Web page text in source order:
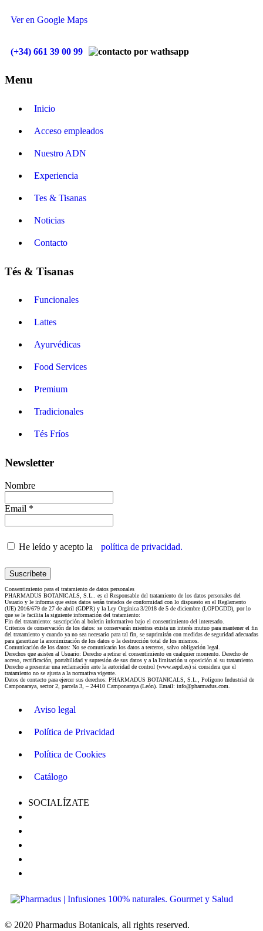
Ver en Google Maps
(+34) 661 39 00 99
Menu
Inicio
Acceso empleados
Nuestro ADN
Experiencia
Tes & Tisanas
Noticias
Contacto
Tés & Tisanas
Funcionales
Lattes
Ayurvédicas
Food Services
Premium
Tradicionales
Tés Fríos
Newsletter
Nombre
Email *
He leído y acepto la política de privacidad.
Consentimiento para el tratamiento de datos personales
PHARMADUS BOTANICALS, S.L.. es el Responsable del tratamiento de los datos personales del
Usuario y le informa que estos datos serán tratados de conformidad con lo dispuesto en el Reglamento
(UE) 2016/679 de 27 de abril (GDPR) y la Ley Orgánica 3/2018 de 5 de diciembre (LOPDGDD), por lo
que se le facilita la siguiente información del tratamiento:
Fin del tratamiento: suscripción al boletín informativo bajo el consentimiento del interesado.
Criterios de conservación de los datos: se conservarán mientras exista un interés mutuo para mantener el fin
del tratamiento y cuando ya no sea necesario para tal fin, se suprimirán con medidas de seguridad adecuadas
para garantizar la anonimización de los datos o la destrucción total de los mismos.
Comunicación de los datos: No se comunicarán los datos a terceros, salvo obligación legal.
Derechos que asisten al Usuario: Derecho a retirar el consentimiento en cualquier momento. Derecho de
acceso, rectificación, portabilidad y supresión de sus datos y a la limitación u oposición al su tratamiento.
Derecho a presentar una reclamación ante la autoridad de control (www.aepd.es) si considera que el
tratamiento no se ajusta a la normativa vigente.
Datos de contacto para ejercer sus derechos: PHARMADUS BOTANICALS, S.L., Polígono Industrial de
Camponaraya, sector 2, parcela 3, – 24410 Camponaraya (León). Email: info@pharmadus.com.
Aviso legal
Política de Privacidad
Política de Cookies
Catálogo
SOCIALÍZATE
© 2020 Pharmadus Botanicals, all rights reserved.